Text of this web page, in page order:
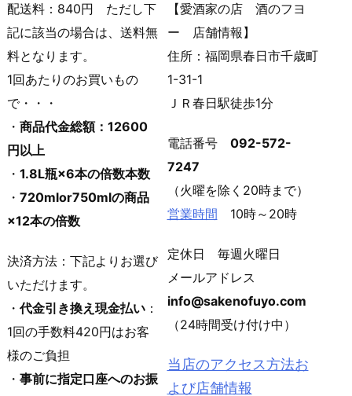
配送料：840円 ただし下
記に該当の場合は、送料無
料となります。
1回あたりのお買いもの
で・・・
・ 商品代金総額：12600
円以上
・ 1.8L瓶×6本の倍数本数
・ 720mlor750mlの商品
×12本の倍数
決済方法：下記よりお選び
いただけます。
・ 代金引き換え現金払い ：
1回の手数料420円はお客
様のご負担
・ 事前に指定口座へのお振
【愛酒家の店 酒のフヨ
ー 店舗情報】
住所：福岡県春日市千歳町
1-31-1
ＪＲ春日駅徒歩1分
電話番号 092-572-
7247
（火曜を除く20時まで）
営業時間 10時～20時
定休日 毎週火曜日
メールアドレス
info@sakenofuyo.com
（24時間受け付け中）
当店のアクセス方法お
よび店舗情報